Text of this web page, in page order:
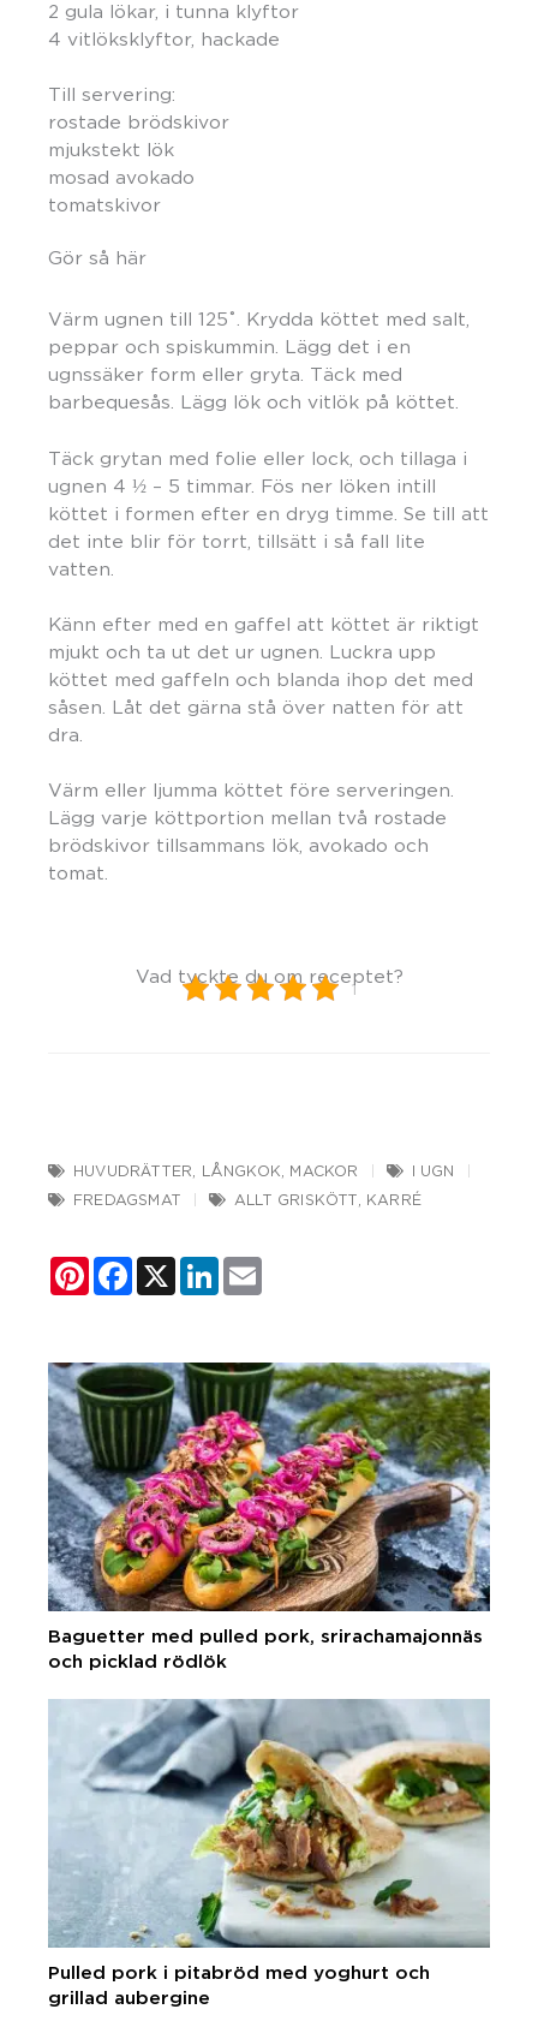
2 gula lökar, i tunna klyftor
4 vitlöksklyftor, hackade
Till servering:
rostade brödskivor
mjukstekt lök
mosad avokado
tomatskivor
Gör så här
Värm ugnen till 125˚. Krydda köttet med salt,
peppar och spiskummin. Lägg det i en
ugnssäker form eller gryta. Täck med
barbequesås. Lägg lök och vitlök på köttet.
Täck grytan med folie eller lock, och tillaga i
ugnen 4 ½ – 5 timmar. Fös ner löken intill
köttet i formen efter en dryg timme. Se till att
det inte blir för torrt, tillsätt i så fall lite
vatten.
Känn efter med en gaffel att köttet är riktigt
mjukt och ta ut det ur ugnen. Luckra upp
köttet med gaffeln och blanda ihop det med
såsen. Låt det gärna stå över natten för att
dra.
Värm eller ljumma köttet före serveringen.
Lägg varje köttportion mellan två rostade
brödskivor tillsammans lök, avokado och
tomat.
Vad tyckte du om receptet?
1
HUVUDRÄTTER LÅNGKOK MACKOR
I UGN
FREDAGSMAT
ALLT GRISKÖTT KARRÉ
PinterestFacebook
X LinkedIn
Baguetter med pulled pork, srirachamajonnäs
och picklad rödlök
Pulled pork i pitabröd med yoghurt och
grillad aubergine